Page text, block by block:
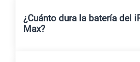
¿Cuánto dura la batería del
Max?